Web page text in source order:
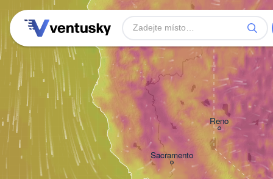
Reno
Sacramento